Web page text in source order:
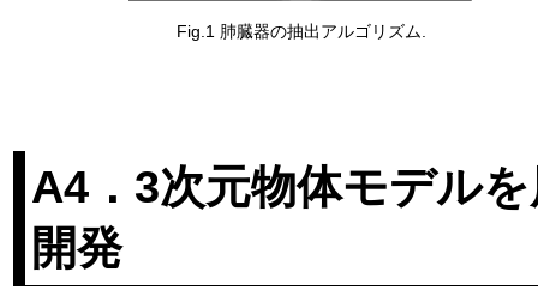
Fig.1 肺臓器の抽出アルゴリズム.
A4．3次元物体モデル
開発